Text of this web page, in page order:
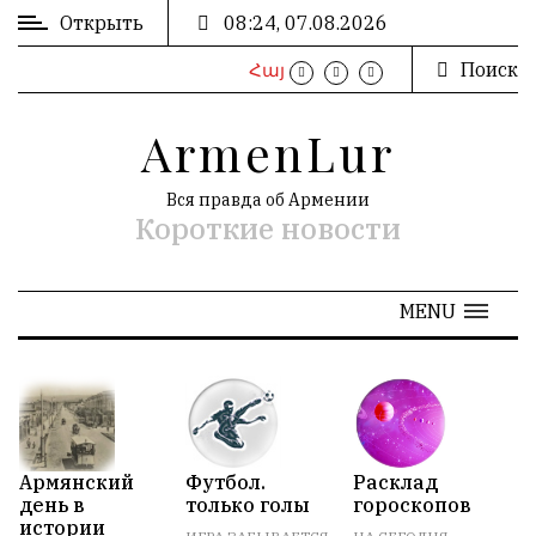
ВХОД
РЕГИСТРАЦИЯ
РЕКЛАМА
АРХИВ
« Январь 2022
»
Открыть 08:24, 07.08.2026
Հայ Поиск
ArmenLur
Вся правда об Армении
Короткие новости
MENU
Армянский
день в
истории
Футбол.
только голы
Расклад
гороскопов